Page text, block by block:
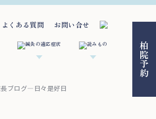
よくある質問 お問い合せ
柏院予約
ブログ―日々是好日